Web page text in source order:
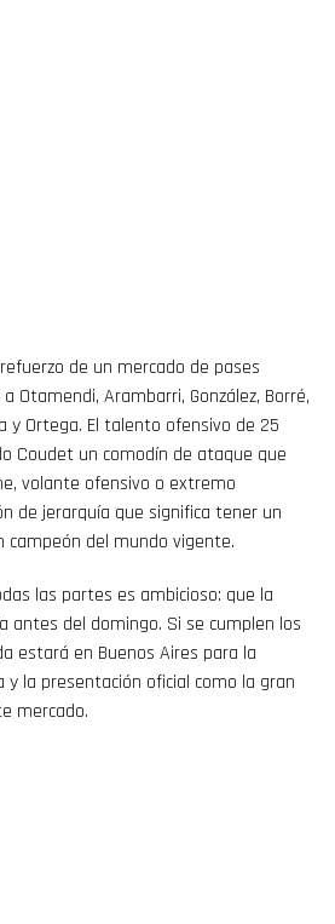
de un mercado de pases
Otamendi, Arambarri, González, Borré,
y Ortega. El talento ofensivo de 25
Coudet un comodín de ataque que
volante ofensivo o extremo
de jerarquía que significa tener un
del mundo vigente.
las partes es ambicioso: que la
antes del domingo. Si se cumplen los
estará en Buenos Aires para la
y la presentación oficial como la gran
mercado.